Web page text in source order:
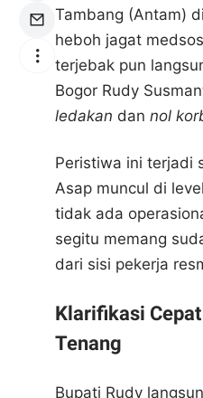
Tambang (Antam)
heboh jagat
terjebak pun
Bogor Rudy
ledakan dan nol
Peristiwa ini terjadi
Asap muncul di
tidak ada
segitu memang
dari sisi pekerja
Klarifikasi
Tenang
Bupati Rudy